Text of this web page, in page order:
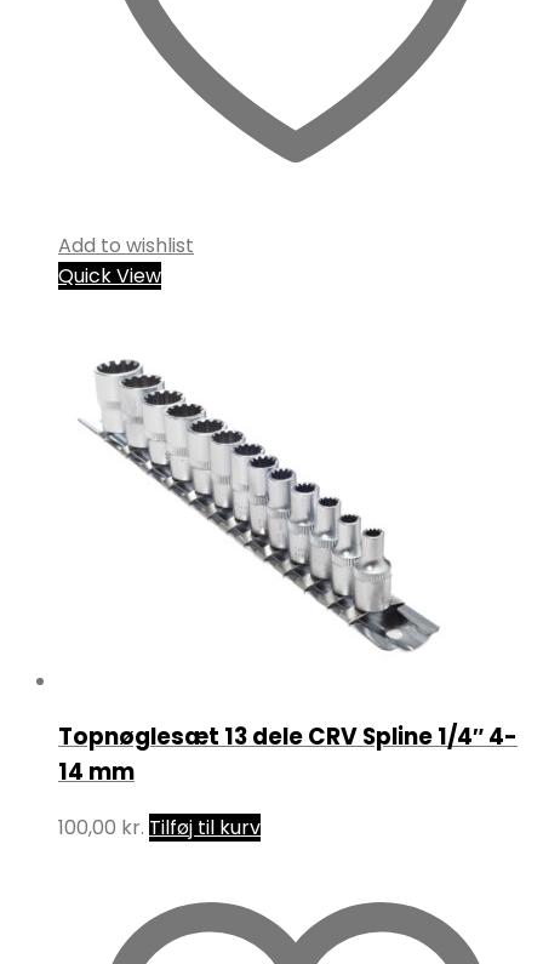
Add to wishlist
Quick View
Topnøglesæt 13 dele CRV Spline 1/4″ 4-
14 mm
100,00 kr. Tilføj til kurv